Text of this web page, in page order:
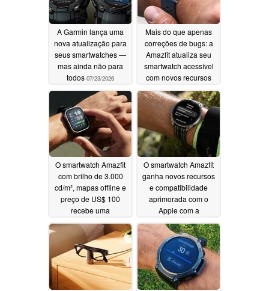
A Garmin lança uma
nova atualização para
seus smartwatches —
mas ainda não para
todos 07/23/2026
Mais do que apenas
correções de bugs: a
Amazfit atualiza seu
smartwatch acessível
com novos recursos
poderosos07/07/2026
O smartwatch Amazfit
com brilho de 3.000
cd/m², mapas offline e
preço de US$ 100
recebe uma
atualização07/05/2026
O smartwatch Amazfit
ganha novos recursos
e compatibilidade
aprimorada com o
Apple com a
atualização mais
recente07/02/2026